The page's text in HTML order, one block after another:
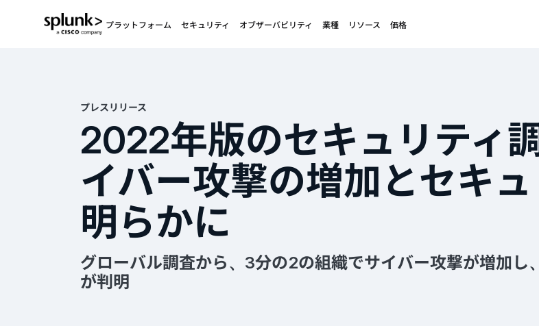
プラットフォーム セキュリティ オブザーバビリティ 業種 リソース 価格
プレスリリース
2022年版のセキュリティ
イバー攻撃の増加とセキ
明らかに
グローバル調査から、3分の2の組織でサイバー攻撃が増加し
が判明